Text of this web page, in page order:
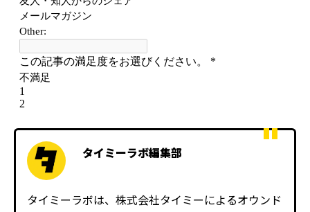
タイミーラボ編集部
タイミーラボは、株式会社タイミーによるオウンド